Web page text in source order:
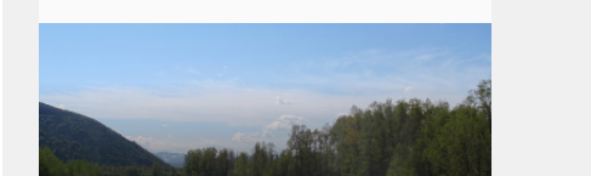
Автобусы Магадан – Аэропорт
Таблица приливов отливов
Не мусорить